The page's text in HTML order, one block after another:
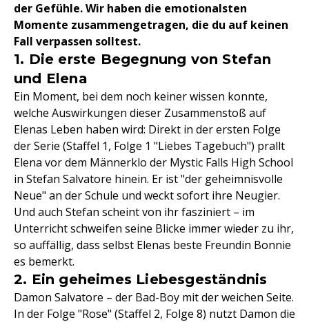
der Gefühle. Wir haben die emotionalsten
Momente zusammengetragen, die du auf keinen
Fall verpassen solltest.
1. Die erste Begegnung von Stefan
und Elena
Ein Moment, bei dem noch keiner wissen konnte,
welche Auswirkungen dieser Zusammenstoß auf
Elenas Leben haben wird: Direkt in der ersten Folge
der Serie (Staffel 1, Folge 1 "Liebes Tagebuch") prallt
Elena vor dem Männerklo der Mystic Falls High School
in Stefan Salvatore hinein. Er ist "der geheimnisvolle
Neue" an der Schule und weckt sofort ihre Neugier.
Und auch Stefan scheint von ihr fasziniert – im
Unterricht schweifen seine Blicke immer wieder zu ihr,
so auffällig, dass selbst Elenas beste Freundin Bonnie
es bemerkt.
2. Ein geheimes Liebesgeständnis
Damon Salvatore – der Bad-Boy mit der weichen Seite.
In der Folge "Rose" (Staffel 2, Folge 8) nutzt Damon die